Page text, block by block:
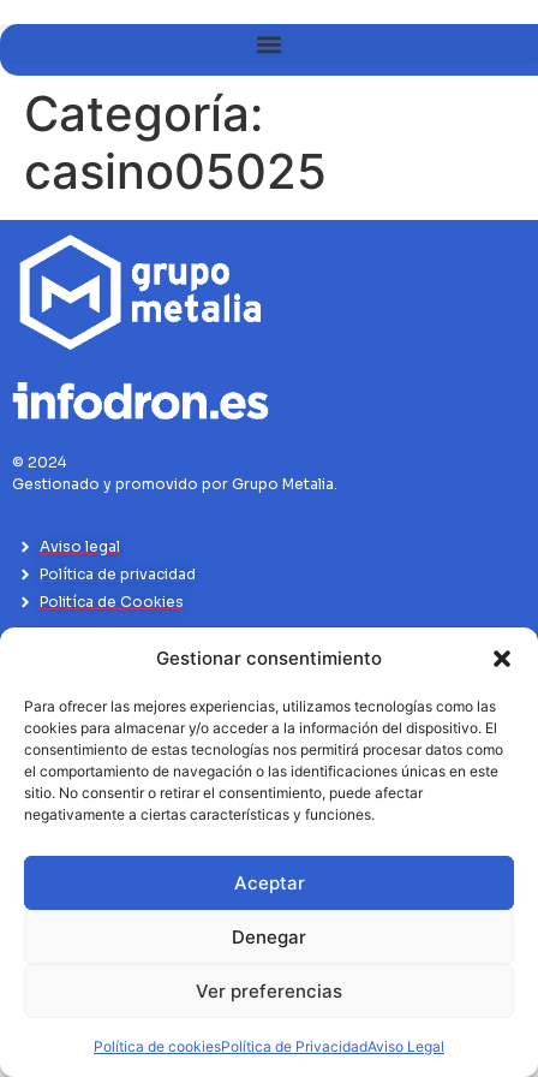
Gestionar consentimiento
Para ofrecer las mejores experiencias, utilizamos tecnologías como las
cookies para almacenar y/o acceder a la información del dispositivo. El
consentimiento de estas tecnologías nos permitirá procesar datos como
el comportamiento de navegación o las identificaciones únicas en este
sitio. No consentir o retirar el consentimiento, puede afectar
negativamente a ciertas características y funciones.
Aceptar
Denegar
Ver preferencias
Política de cookiesPolítica de PrivacidadAviso Legal
Categoría:
casino05025
© 2024
Gestionado y promovido por Grupo Metalia.
Aviso legal
Política de privacidad
Politíca de Cookies